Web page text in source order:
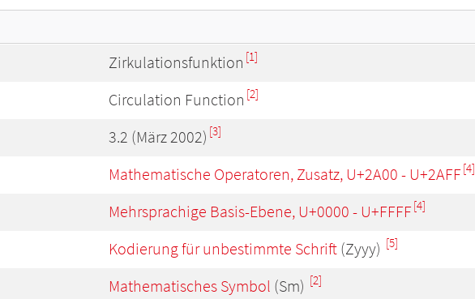
Zirkulationsfunktion [1]
Circulation Function [2]
3.2 (März 2002) [3]
Mathematische Operatoren, Zusatz, U+2A00 - U+2AFF[4]
Mehrsprachige Basis-Ebene, U+0000 - U+FFFF[4]
Kodierung für unbestimmte Schrift (Zyyy) [5]
Mathematisches Symbol (Sm) [2]